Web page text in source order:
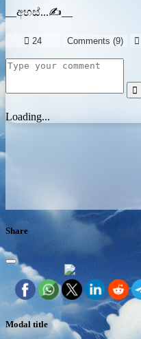
__අහස්...✍__
 24 Comments (9) 

Loading...
Share
Modal title